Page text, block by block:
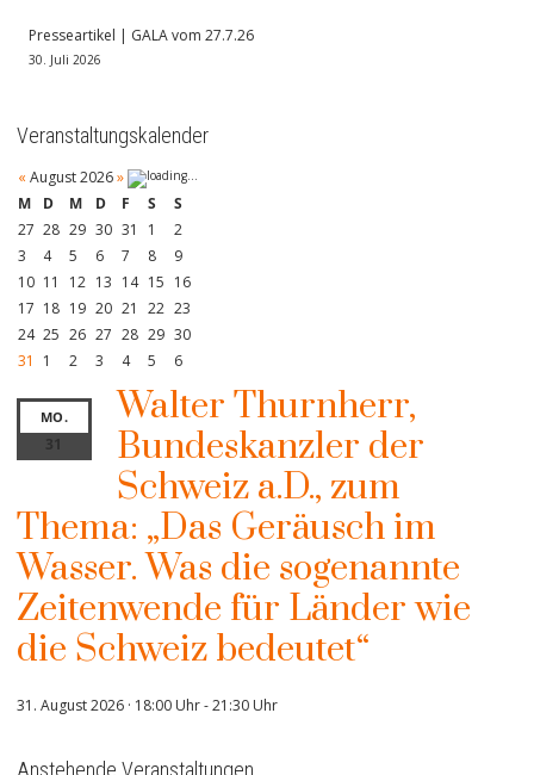
Presseartikel | GALA vom 27.7.26
30. Juli 2026
Veranstaltungskalender
« August 2026»
M
D M D F S
S
27 28 29 30 31 1
2
3
4 5 6 7 8
9
10 11 12 13 14 15 16
17 18 19 20 21 22 23
24 25 26 27 28 29 30
31
1 2 3 4 5 6
MO.
31
Walter Thurnherr,
Bundeskanzler der
Schweiz a.D., zum
Thema: „Das Geräusch im
Wasser. Was die sogenannte
Zeitenwende für Länder wie
die Schweiz bedeutet“
31. August 2026 · 18:00 Uhr-21:30 Uhr
Anstehende Veranstaltungen